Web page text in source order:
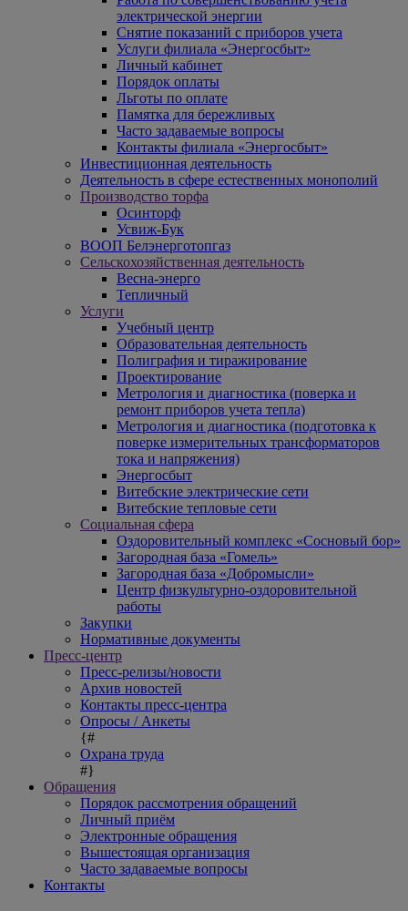
электрической энергии
Снятие показаний с приборов учета
Услуги филиала «Энергосбыт»
Личный кабинет
Порядок оплаты
Льготы по оплате
Памятка для бережливых
Часто задаваемые вопросы
Контакты филиала «Энергосбыт»
Инвестиционная деятельность
Деятельность в сфере естественных монополий
Производство торфа
Осинторф
Усвиж-Бук
ВООП Белэнерготопгаз
Сельскохозяйственная деятельность
Весна-энерго
Тепличный
Услуги
Учебный центр
Образовательная деятельность
Полиграфия и тиражирование
Проектирование
Метрология и диагностика (поверка и
ремонт приборов учета тепла)
Метрология и диагностика (подготовка к
поверке измерительных трансформаторов
тока и напряжения)
Энергосбыт
Витебские электрические сети
Витебские тепловые сети
Социальная сфера
Оздоровительный комплекс «Сосновый бор»
Загородная база «Гомель»
Загородная база «Добромысли»
Центр физкультурно-оздоровительной
работы
Закупки
Нормативные документы
Пресс-центр
Пресс-релизы/новости
Архив новостей
Контакты пресс-центра
Опросы / Анкеты
{#
Охрана труда
#}
Обращения
Порядок рассмотрения обращений
Личный приём
Электронные обращения
Вышестоящая организация
Часто задаваемые вопросы
Контакты